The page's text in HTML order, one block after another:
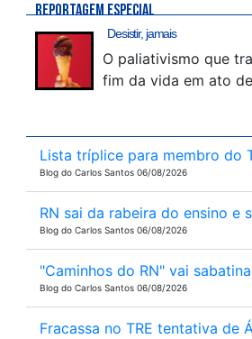
REPORTAGEM ESPECIAL
Desistir, jamais
O paliativismo que
fim da vida em ato
Lista tríplice para membro do
Blog do Carlos Santos 06/08/2026
RN sai da rabeira do ensino e
Blog do Carlos Santos 06/08/2026
"Caminhos do RN" vai
Blog do Carlos Santos 06/08/2026
Fracassa no TRE tentativa de